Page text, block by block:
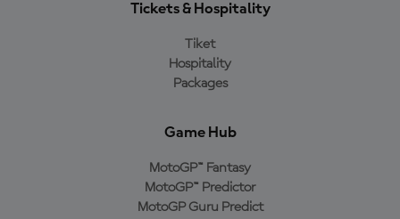
Tickets & Hospitality
Tiket
Hospitality
Packages
Game Hub
MotoGP™ Fantasy
MotoGP™ Predictor
MotoGP Guru Predict